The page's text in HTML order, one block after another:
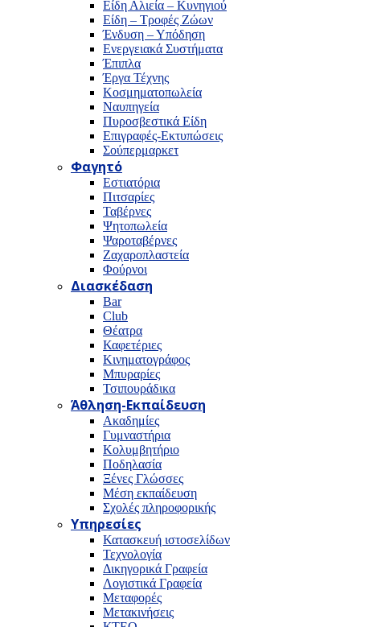
Είδη Αλιεία – Κυνηγιού
Είδη – Τροφές Ζώων
Ένδυση – Υπόδηση
Ενεργειακά Συστήματα
Έπιπλα
Έργα Τέχνης
Κοσμηματοπωλεία
Ναυπηγεία
Πυροσβεστικά Είδη
Επιγραφές-Εκτυπώσεις
Σούπερμαρκετ
Φαγητό
Εστιατόρια
Πιτσαρίες
Ταβέρνες
Ψητοπωλεία
Ψαροταβέρνες
Ζαχαροπλαστεία
Φούρνοι
Διασκέδαση
Bar
Club
Θέατρα
Καφετέριες
Κινηματογράφος
Μπυραρίες
Τσιπουράδικα
Άθληση-Εκπαίδευση
Ακαδημίες
Γυμναστήρια
Κολυμβητήριο
Ποδηλασία
Ξένες Γλώσσες
Μέση εκπαίδευση
Σχολές πληροφορικής
Υπηρεσίες
Κατασκευή ιστοσελίδων
Τεχνολογία
Δικηγορικά Γραφεία
Λογιστικά Γραφεία
Μεταφορές
Μετακινήσεις